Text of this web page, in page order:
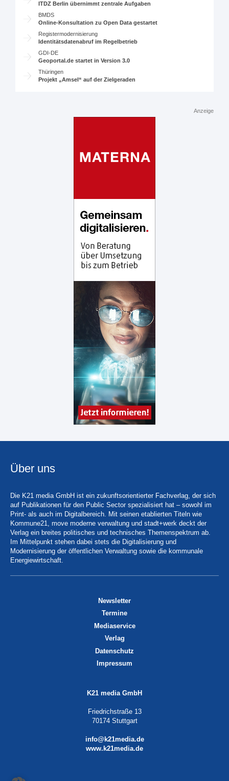
ITDZ Berlin übernimmt zentrale Aufgaben
BMDS
Online-Konsultation zu Open Data gestartet
Registermodernisierung
Identitätsdatenabruf im Regelbetrieb
GDI-DE
Geoportal.de startet in Version 3.0
Thüringen
Projekt „Amsel“ auf der Zielgeraden
Anzeige
Über uns
Die K21 media GmbH ist ein zukunftsorientierter Fachverlag, der sich
auf Publikationen für den Public Sector spezialisiert hat – sowohl im
Print- als auch im Digitalbereich. Mit seinen etablierten Titeln wie
Kommune21, move moderne verwaltung und stadt+werk deckt der
Verlag ein breites politisches und technisches Themenspektrum ab.
Im Mittelpunkt stehen dabei stets die Digitalisierung und
Modernisierung der öffentlichen Verwaltung sowie die kommunale
Energiewirtschaft.
Newsletter
Termine
Mediaservice
Verlag
Datenschutz
Impressum
K21 media GmbH
Friedrichstraße 13
70174 Stuttgart
info@k21media.de
www.k21media.de